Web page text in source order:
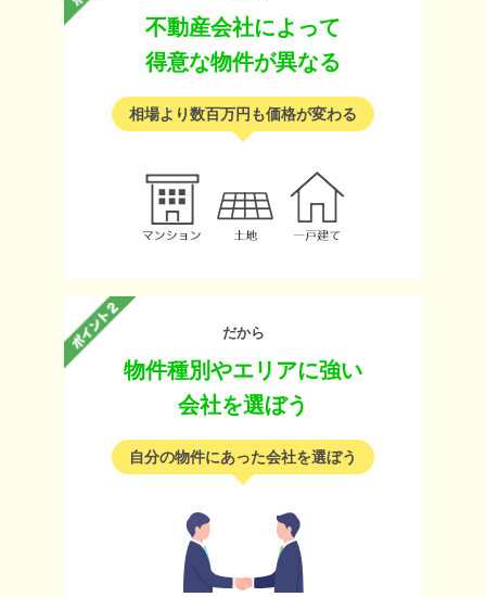
不動産会社によって
得意な物件が異なる
相場より数百万円も価格が変わる
だから
物件種別やエリアに強い
会社を選ぼう
自分の物件にあった会社を選ぼう